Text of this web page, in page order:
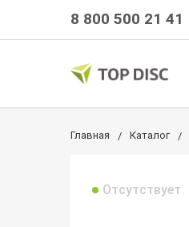
8 800 500 21 41
Главная Каталог
Отсутствует